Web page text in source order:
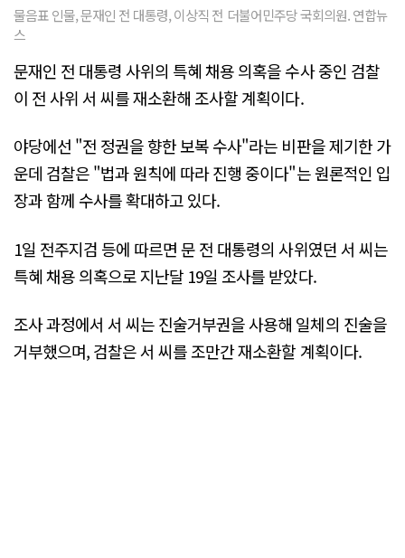
물음표 인물, 문재인 전 대통령, 이상직 전 더불어민주당 국회의원. 연합뉴
스
문재인 전 대통령 사위의 특혜 채용 의혹을 수사 중인 검찰
이 전 사위 서 씨를 재소환해 조사할 계획이다.
야당에선 "전 정권을 향한 보복 수사"라는 비판을 제기한 가
운데 검찰은 "법과 원칙에 따라 진행 중이다"는 원론적인 입
장과 함께 수사를 확대하고 있다.
1일 전주지검 등에 따르면 문 전 대통령의 사위였던 서 씨는
특혜 채용 의혹으로 지난달 19일 조사를 받았다.
조사 과정에서 서 씨는 진술거부권을 사용해 일체의 진술을
거부했으며, 검찰은 서 씨를 조만간 재소환할 계획이다.